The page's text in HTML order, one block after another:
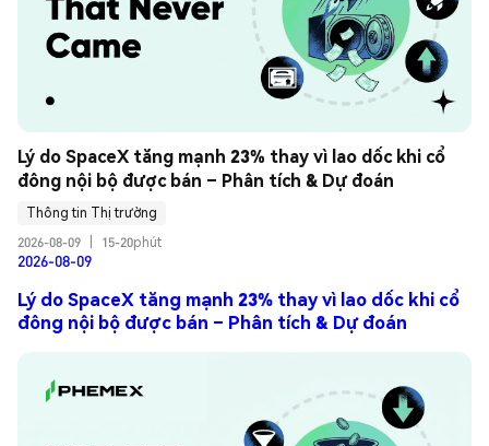
Lý do SpaceX tăng mạnh 23% thay vì lao dốc khi cổ
đông nội bộ được bán – Phân tích & Dự đoán
Thông tin Thị trường
2026-08-09
15-20phút
2026-08-09
Lý do SpaceX tăng mạnh 23% thay vì lao dốc khi cổ
đông nội bộ được bán – Phân tích & Dự đoán